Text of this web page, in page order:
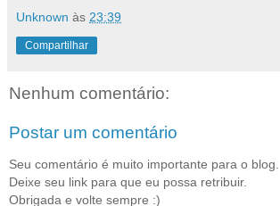
Unknown às 23:39
Compartilhar
Nenhum comentário:
Postar um comentário
Seu comentário é muito importante para o blog.
Deixe seu link para que eu possa retribuir.
Obrigada e volte sempre :)